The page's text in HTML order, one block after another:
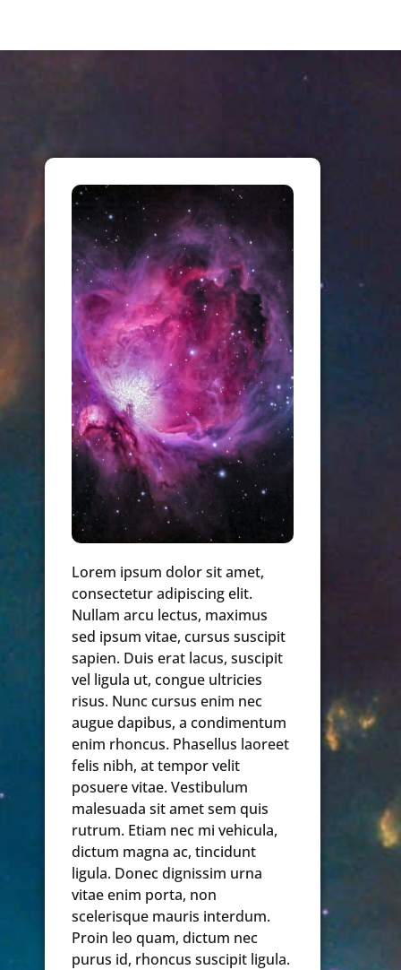
Lorem ipsum dolor sit amet,
consectetur adipiscing elit.
Nullam arcu lectus, maximus
sed ipsum vitae, cursus suscipit
sapien. Duis erat lacus, suscipit
vel ligula ut, congue ultricies
risus. Nunc cursus enim nec
augue dapibus, a condimentum
enim rhoncus. Phasellus laoreet
felis nibh, at tempor velit
posuere vitae. Vestibulum
malesuada sit amet sem quis
rutrum. Etiam nec mi vehicula,
dictum magna ac, tincidunt
ligula. Donec dignissim urna
vitae enim porta, non
scelerisque mauris interdum.
Proin leo quam, dictum nec
purus id, rhoncus suscipit ligula.